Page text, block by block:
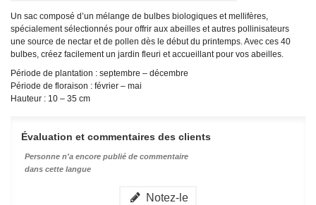
Un sac composé d’un mélange de bulbes biologiques et mellifères,
spécialement sélectionnés pour offrir aux abeilles et autres pollinisateurs
une source de nectar et de pollen dès le début du printemps. Avec ces 40
bulbes, créez facilement un jardin fleuri et accueillant pour vos abeilles.
Période de plantation : septembre – décembre
Période de floraison : février – mai
Hauteur : 10 – 35 cm
Évaluation et commentaires des clients
Personne n'a encore publié de commentaire
dans cette langue
Notez-le